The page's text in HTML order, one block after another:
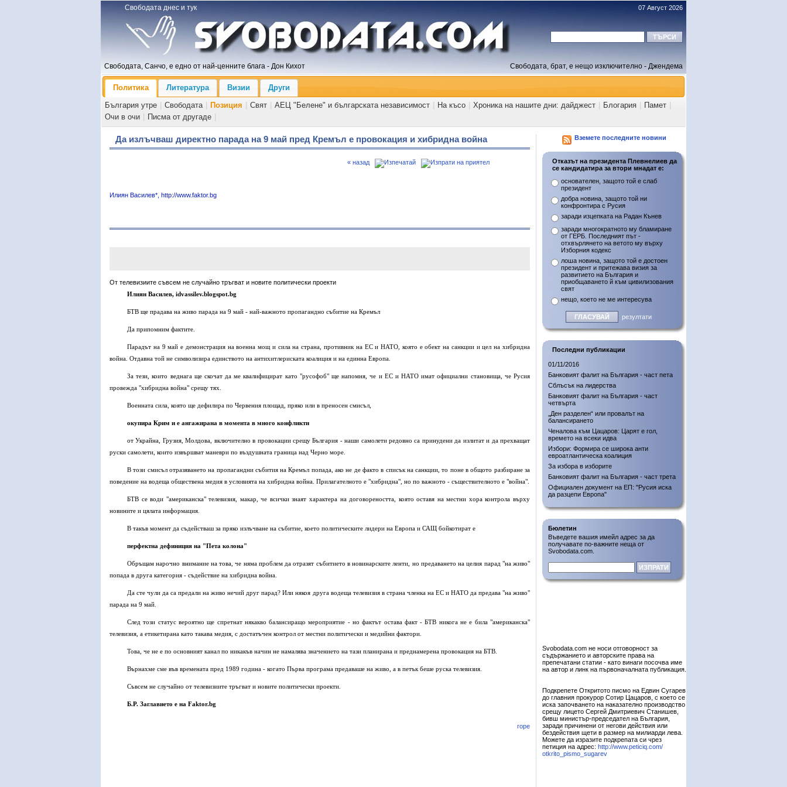
Свободата днес и тук 07 Август 2026
Свободата, Санчо, е едно от най-ценните блага - Дон Кихот Свободата, брат, е нещо изключително - Джендема
Политика Литература Визии
Други
България утре
Свободата Позиция Свят АЕЦ "Белене" и българската независимост На късо Хроника на нашите дни: дайджест Блогария Памет
Очи в очи
Писма от другаде
Да излъчваш директно парада на 9 май пред Кремъл е провокация и хибридна война
« назад
Илиян Василев*, http://www.faktor.bg
От телевизиите съвсем не случайно тръгват и новите политически проекти
Илиян Василев, idvassilev.blogspot.bg
БТВ ще прадава на живо парада на 9 май - най-важното пропагандно събитие на Кремъл
Да припомним фактите.
Парадът на 9 май е демонстрация на военна мощ и сила на страна, противник на ЕС и НАТО, която е обект на санкции и цел на хибридна
война. Отдавна той не символизира единството на антихитлериската коалиция и на единна Европа.
За тези, които веднага ще скочат да ме квалифицират като "русофоб" ще напомня, че и ЕС и НАТО имат официални становища, че Русия
провежда "хибридна война" срещу тях.
Военната сила, която ще дефилира по Червения площад, пряко или в преносен смисъл,
окупира Крим и е ангажирана в момента в много конфликти
от Украйна, Грузия, Молдова, включително в провокации срещу България - наши самолети редовно са принудени да излитат и да прехващат
руски самолети, които извършват маневри по въздушната граница над Черно море.
В този смисъл отразяването на пропагандни събития на Кремъл попада, ако не де факто в списък на санкции, то поне в общото разбиране за
поведение на водеща обществена медия в условията на хибридна война. Прилагателното е "хибридна", но по важното - съществителното е "война".
БТВ се води "американска" телевизия, макар, че всички знаят характера на договореността, която оставя на местни хора контрола върху
новините и цялата информация.
В такъв момент да съдействаш за пряко излъчване на събитие, което политическите лидери на Европа и САЩ бойкотират е
перфектна дефиниция на "Пета колона"
Обръщам нарочно внимание на това, че няма проблем да отразят събитието в новинарските ленти, но предаването на целия парад "на живо"
попада в друга категория - съдействие на хибридна война.
Да сте чули да са предали на живо нечий друг парад? Или някоя друга водеща телевизия в страна членка на ЕС и НАТО да предава "на живо"
парада на 9 май.
След този статус вероятно ще спретнат някакво балансиращо мероприятие - но фактът остава факт - БТВ никога не е била "американска"
телевизия, а етикетирана като такава медия, с достатъчен контрол от местни политически и медийни фактори.
Това, че не е по основният канал по никакъв начин не намалява значението на тази планирана и преднамерена провокация на БТВ.
Върнахме сме във времената пред 1989 година - когато Първа програма предаваше на живо, а в петък беше руска телевизия.
Съвсем не случайно от телевизиите тръгват и новите политически проекти.
Б.Р. Заглавието е на Faktor.bg
горе
Вземете последните новини
Отказът на президента Плевнелиев да
се кандидатира за втори мнадат е:
основателен, защото той е слаб
президент
добра новина, защото той ни
конфронтира с Русия
заради изцепката на Радан Кънев
заради многократното му бламиране
от ГЕРБ. Последният път -
отхвърлянето на ветото му върху
Изборния кодекс
лоша новина, защото той е достоен
президент и притежава визия за
развитието на България и
приобщаването й към цивилизования
свят
нещо, което не ме интересува
резултати
Последни публикации
01/11/2016
Банковият фалит на България - част пета
Сблъсък на лидерства
Банковият фалит на България - част
четвърта
„Ден разделен“ или провалът на
балансирането
Ченалова към Цацаров: Царят е гол,
времето на всеки идва
Избори: Формира се широка анти
евроатлантическа коалиция
За избора в изборите
Банковият фалит на България - част трета
Официален документ на ЕП: "Русия иска
да разцепи Европа"
Бюлетин
Въведете вашия имейл адрес за да
получавате по-важните неща от
Svobodata.com.
Svobodata.com не носи отговорност за
съдържанието и авторските права на
препечатани статии - като винаги посочва име
на автор и линк на първоначалната публикация.
Подкрепете Откритото писмо на Едвин Сугарев
до главния прокурор Сотир Цацаров, с което се
иска започването на наказателно производство
срещу лицето Сергей Дмитриевич Станишев,
бивш министър-председател на България,
заради причинени от негови действия или
бездействия щети в размер на милиарди лева.
Можете да изразите подкрепата си чрез
петиция на адрес: http://www.peticiq.com/
otkrito_pismo_sugarev